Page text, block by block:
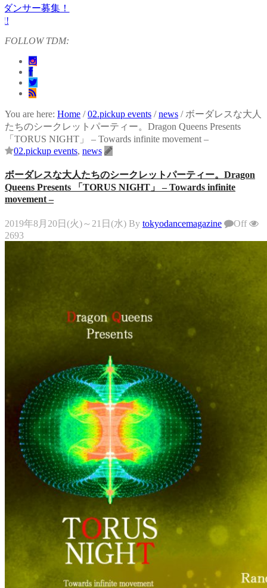
集！
神奈川芸術劇場『未練の幽霊と怪物―「珊瑚」「円山町
むダンス公演『ANTENNA』 Produced by YOH UENO
‒ sensorial」
SHOW FINAL 2DAYS
レポート！
FOLLOW TDM:
You are here: Home /02.pickup events /news / ボーダレスな大人
たちのシークレットパーティー。Dragon Queens Presents
「TORUS NIGHT」 – Towards infinite movement –
02.pickup events, news
ボーダレスな大人たちのシークレットパーティー。Dragon
Queens Presents 「TORUS NIGHT」 – Towards infinite
movement –
2019年8月20日(火)～21日(水) By tokyodancemagazine
Off
2693